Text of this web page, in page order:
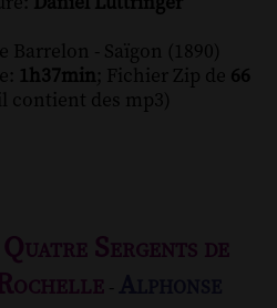
Barrelon - Saïgon (1890)
1h37min; Fichier Zip de 66
contient des mp3)
Sergents de
-